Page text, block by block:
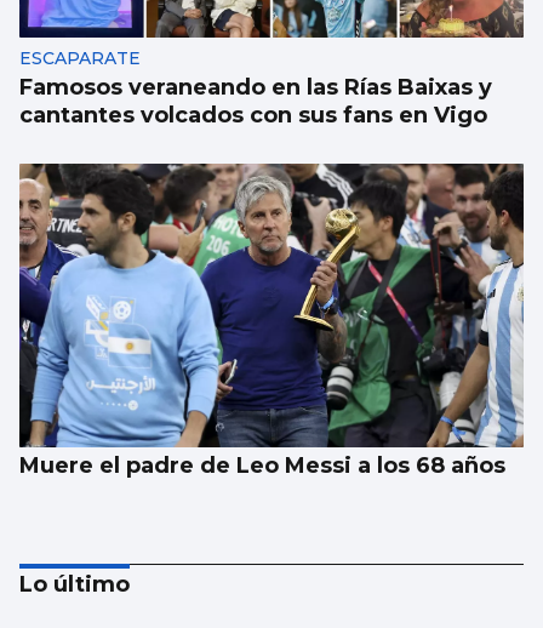
ESCAPARATE
Famosos veraneando en las Rías Baixas y
cantantes volcados con sus fans en Vigo
Muere el padre de Leo Messi a los 68 años
Lo último